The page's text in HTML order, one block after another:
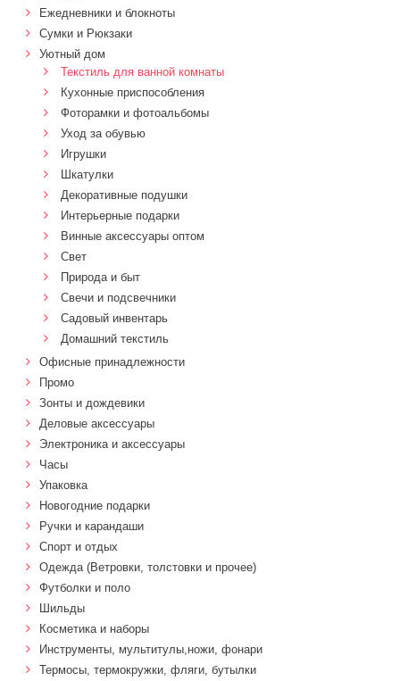
Ежедневники и блокноты
Сумки и Рюкзаки
Уютный дом
Текстиль для ванной комнаты
Кухонные приспособления
Фоторамки и фотоальбомы
Уход за обувью
Игрушки
Шкатулки
Декоративные подушки
Интерьерные подарки
Винные аксессуары оптом
Свет
Природа и быт
Свечи и подсвечники
Садовый инвентарь
Домашний текстиль
Офисные принадлежности
Промо
Зонты и дождевики
Деловые аксессуары
Электроника и аксессуары
Часы
Упаковка
Новогодние подарки
Ручки и карандаши
Спорт и отдых
Одежда (Ветровки, толстовки и прочее)
Футболки и поло
Шильды
Косметика и наборы
Инструменты, мультитулы,ножи, фонари
Термосы, термокружки, фляги, бутылки